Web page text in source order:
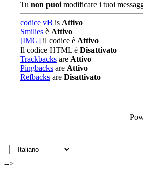
Tu non puoi modificare i tuoi
codice vB is Attivo
Smilies è Attivo
[IMG] il codice è Attivo
Il codice HTML è Disattivato
Trackbacks are Attivo
Pingbacks are Attivo
Refbacks are Disattivato
-->